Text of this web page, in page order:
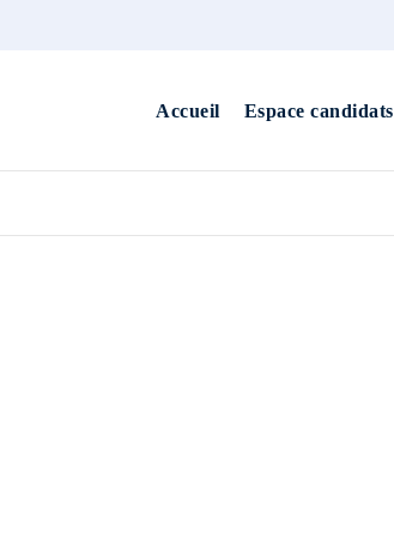
Accueil Espace candidats